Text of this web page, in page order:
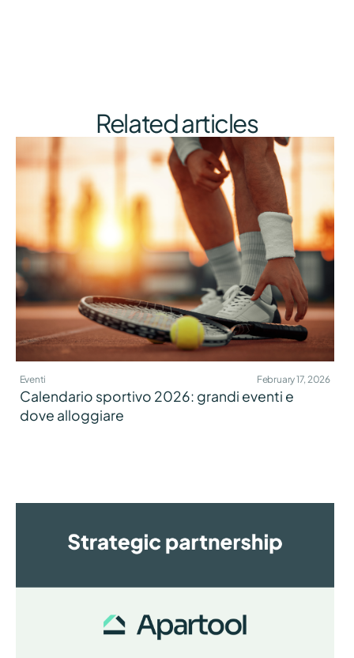
Related articles
Eventi February 17, 2026
Calendario sportivo 2026: grandi eventi e
dove alloggiare